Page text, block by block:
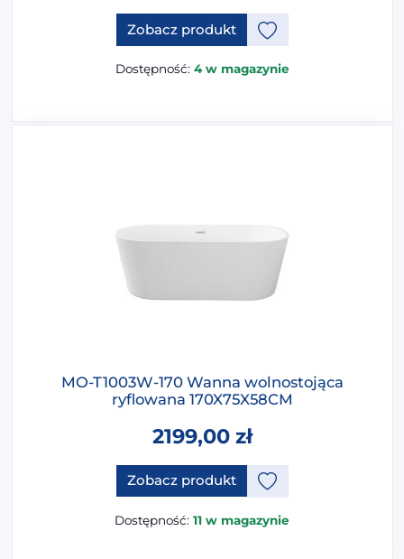
Zobacz produktTen produkt ma opcje, które
Dostępność: 4 w magazynie
MO-T1003W-170 Wanna wolnostojąca
ryflowana 170X75X58CM
2199,00 zł
Zobacz produktTen produkt ma opcje, które
Dostępność: 11 w magazynie